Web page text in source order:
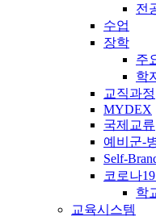
전
수업
장학
주
학
교직과정
MYDEX
국제교류
예비군-
Self-
코로나
학
교육시스템